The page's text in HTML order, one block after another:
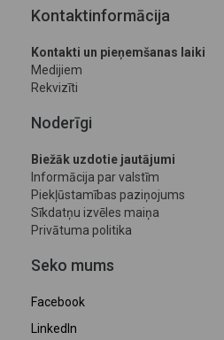
Kontaktinformācija
Kontakti un pieņemšanas laiki
Medijiem
Rekvizīti
Noderīgi
Biežāk uzdotie jautājumi
Informācija par valstīm
Piekļūstamības paziņojums
Sīkdatņu izvēles maiņa
Privātuma politika
Seko mums
Facebook
LinkedIn